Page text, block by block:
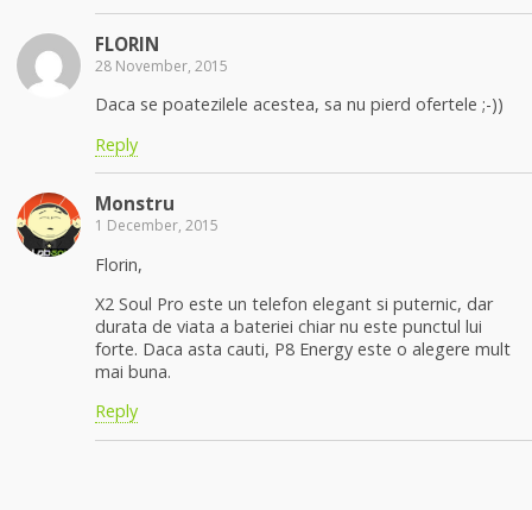
FLORIN
28 November, 2015
Daca se poatezilele acestea, sa nu pierd ofertele ;-))
Reply
Monstru
1 December, 2015
Florin,
X2 Soul Pro este un telefon elegant si puternic, dar
durata de viata a bateriei chiar nu este punctul lui
forte. Daca asta cauti, P8 Energy este o alegere mult
mai buna.
Reply